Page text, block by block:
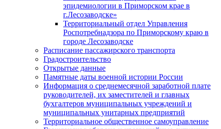
эпидемиологии в Приморском крае в
г.Лесозаводске»
Территориальный отдел Управления
Роспотребнадзора по Приморскому краю в
городе Лесозаводске
Расписание пассажирского транспорта
Градостроительство
Открытые данные
Памятные даты военной истории России
Информация о среднемесячной заработной плате
руководителей, их заместителей и главных
бухгалтеров муниципальных учреждений и
муниципальных унитарных предприятий
Территориальное общественное самоуправление